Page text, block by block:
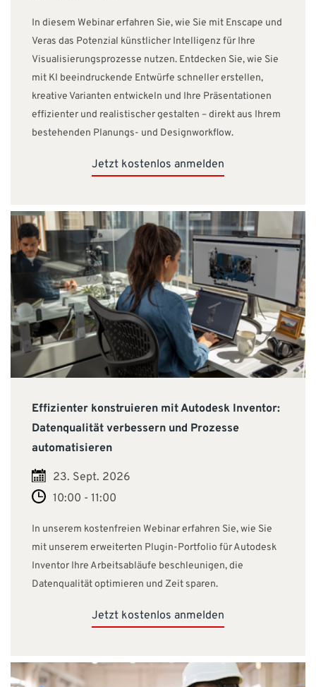
In diesem Webinar erfahren Sie, wie Sie mit Enscape und
Veras das Potenzial künstlicher Intelligenz für Ihre
Visualisierungsprozesse nutzen. Entdecken Sie, wie Sie
mit KI beeindruckende Entwürfe schneller erstellen,
kreative Varianten entwickeln und Ihre Präsentationen
effizienter und realistischer gestalten – direkt aus Ihrem
bestehenden Planungs- und Designworkflow.
Jetzt kostenlos anmelden
Effizienter konstruieren mit Autodesk Inventor:
Datenqualität verbessern und Prozesse
automatisieren
23. Sept. 2026
10:00 - 11:00
In unserem kostenfreien Webinar erfahren Sie, wie Sie
mit unserem erweiterten Plugin-Portfolio für Autodesk
Inventor Ihre Arbeitsabläufe beschleunigen, die
Datenqualität optimieren und Zeit sparen.
Jetzt kostenlos anmelden